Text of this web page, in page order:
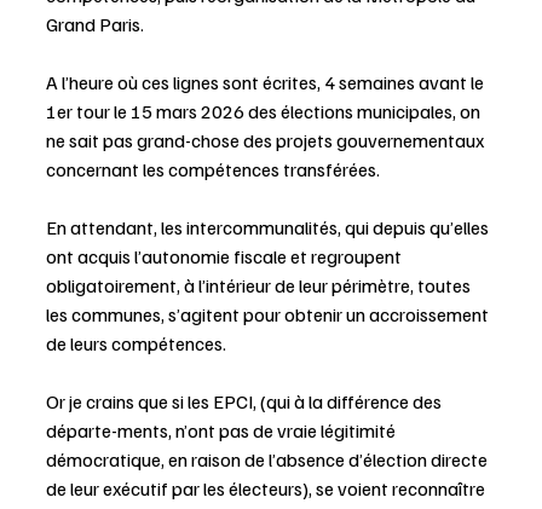
Grand Paris.
A l’heure où ces lignes sont écrites, 4 semaines avant le
1er tour le 15 mars 2026 des élections municipales, on
ne sait pas grand-chose des projets gouvernementaux
concernant les compétences transférées.
En attendant, les intercommunalités, qui depuis qu’elles
ont acquis l’autonomie fiscale et regroupent
obligatoirement, à l’intérieur de leur périmètre, toutes
les communes, s’agitent pour obtenir un accroissement
de leurs compétences.
Or je crains que si les EPCI, (qui à la différence des
départe-ments, n’ont pas de vraie légitimité
démocratique, en raison de l’absence d’élection directe
de leur exécutif par les électeurs), se voient reconnaître